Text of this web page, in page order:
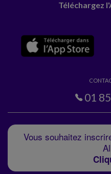
Téléchargez
01
Vous souhaitez